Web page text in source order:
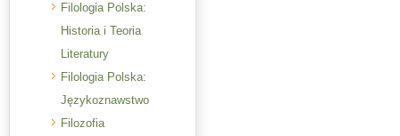
Filologia Polska:
Historia i Teoria
Literatury
Filologia Polska:
Językoznawstwo
Filozofia